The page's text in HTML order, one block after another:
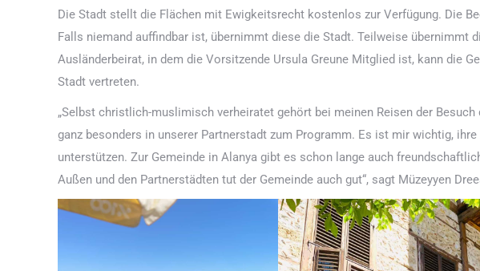
Die Stadt stellt die Flächen mit Ewigkeitsrecht kostenlos zur Verfügung. Die
Falls niemand auffindbar ist, übernimmt diese die Stadt. Teilweise übernimmt
Ausländerbeirat, in dem die Vorsitzende Ursula Greune Mitglied ist, kann die
Stadt vertreten.
„Selbst christlich-muslimisch verheiratet gehört bei meinen Reisen der
ganz besonders in unserer Partnerstadt zum Programm. Es ist mir wichtig,
unterstützen. Zur Gemeinde in Alanya gibt es schon lange auch
Außen und den Partnerstädten tut der Gemeinde auch gut“, sagt Müzeyyen